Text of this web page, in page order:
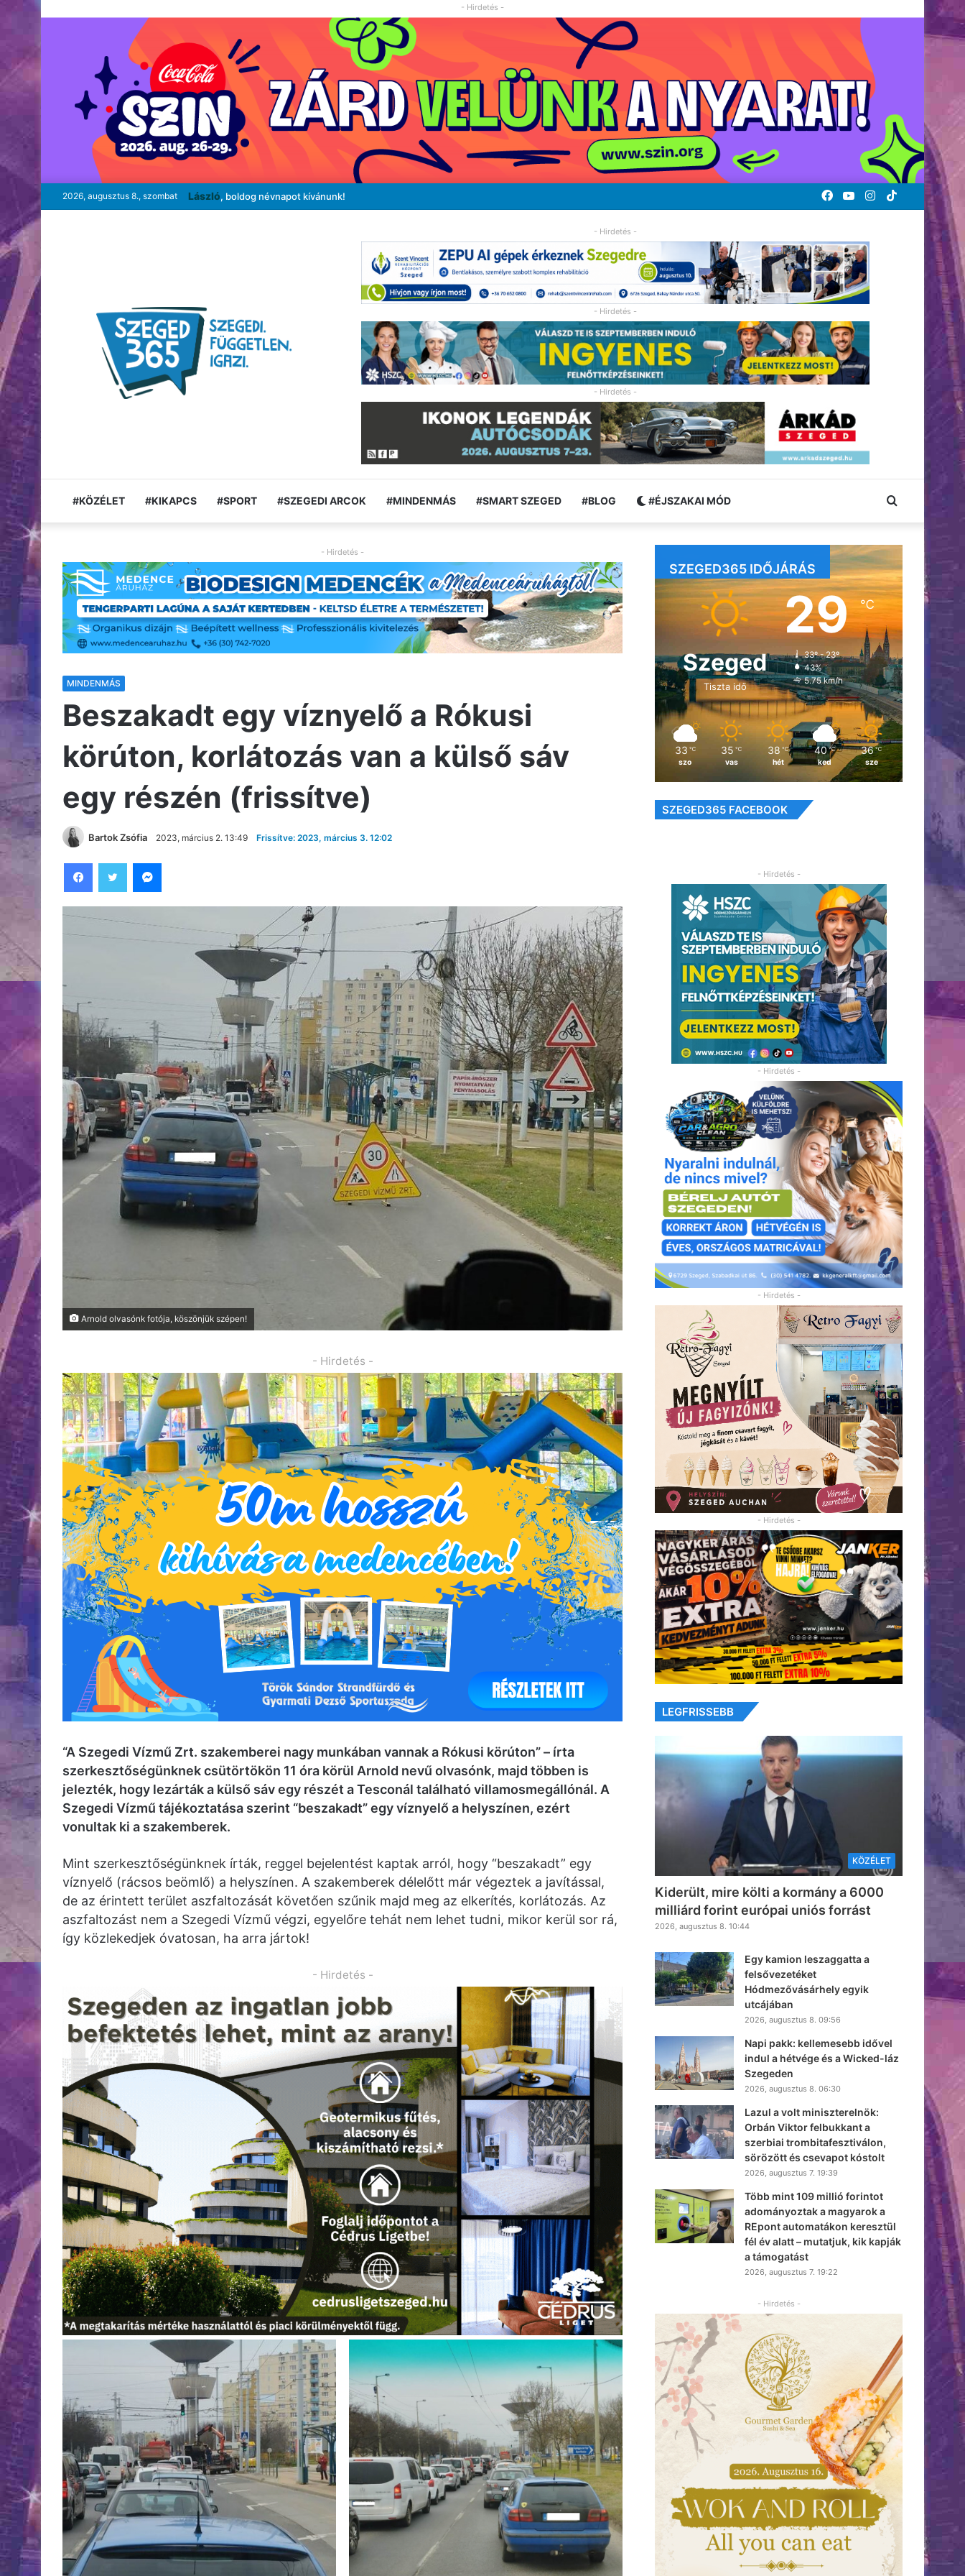
- Hirdetés -
2026, augusztus 8., szombat László, boldog névnapot kívánunk! TikTok
Instagram
YouTube
Facebook
- Hirdetés -
- Hirdetés -
- Hirdetés -
#KÖZÉLET #KIKAPCS #SPORT #SZEGEDI ARCOK #MINDENMÁS #SMART SZEGED #BLOG #ÉJSZAKAI MÓD Keresés:
- Hirdetés -
MINDENMÁS
Beszakadt egy víznyelő a Rókusi
körúton, korlátozás van a külső sáv
egy részén (frissítve)
Bartok Zsófia 2023, március 2. 13:49 Frissítve: 2023, március 3. 12:02
Arnold olvasónk fotója, köszönjük szépen!
- Hirdetés -
“A Szegedi Vízmű Zrt. szakemberei nagy munkában vannak a Rókusi körúton” – írta
szerkesztőségünknek csütörtökön 11 óra körül Arnold nevű olvasónk, majd többen is
jelezték, hogy lezárták a külső sáv egy részét a Tesconál található villamosmegállónál. A
Szegedi Vízmű tájékoztatása szerint “beszakadt” egy víznyelő a helyszínen, ezért
vonultak ki a szakemberek.
Mint szerkesztőségünknek írták, reggel bejelentést kaptak arról, hogy “beszakadt” egy
víznyelő (rácsos beömlő) a helyszínen. A szakemberek délelőtt már végeztek a javítással,
de az érintett terület aszfaltozását követően szűnik majd meg az elkerítés, korlátozás. Az
aszfaltozást nem a Szegedi Vízmű végzi, egyelőre tehát nem lehet tudni, mikor kerül sor rá,
így közlekedjek óvatosan, ha arra jártok!
- Hirdetés -
SZEGED365 IDŐJÁRÁS
Szeged
Tiszta idő
29℃
33º - 23º
43%
5.75 km/h
33 ℃
szo
35 ℃
vas
38 ℃
hét
40 ℃
ked
36 ℃
sze
SZEGED365 FACEBOOK
- Hirdetés -
- Hirdetés -
- Hirdetés -
- Hirdetés -
LEGFRISSEBB
KÖZÉLET
Kiderült, mire költi a kormány a 6000
milliárd forint európai uniós forrást
2026, augusztus 8. 10:44
Egy kamion leszaggatta a
felsővezetéket
Hódmezővásárhely egyik
utcájában
2026, augusztus 8. 09:56
Napi pakk: kellemesebb idővel
indul a hétvége és a Wicked-láz
Szegeden
2026, augusztus 8. 06:30
Lazul a volt miniszterelnök:
Orbán Viktor felbukkant a
szerbiai trombitafesztiválon,
sörözött és csevapot kóstolt
2026, augusztus 7. 19:39
Több mint 109 millió forintot
adományoztak a magyarok a
REpont automatákon keresztül
fél év alatt – mutatjuk, kik kapják
a támogatást
2026, augusztus 7. 19:22
- Hirdetés -